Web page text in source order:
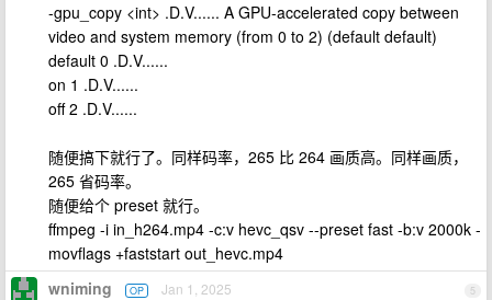
-gpu_copy <int> .D.V...... A GPU-accelerated copy between
video and system memory (from 0 to 2) (default default)
default 0 .D.V......
on 1 .D.V......
off 2 .D.V......
随便搞下就行了。同样码率，265 比 264 画质高。同样画质，
265 省码率。
随便给个 preset 就行。
ffmpeg -i in_h264.mp4 -c:v hevc_qsv --preset fast -b:v 2000k -
movflags +faststart out_hevc.mp4
5
wniming OP Jan 1, 2025